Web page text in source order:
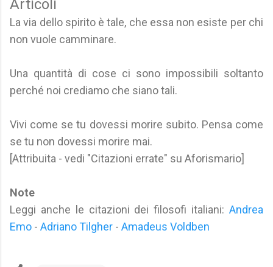
Articoli
La via dello spirito è tale, che essa non esiste per chi
non vuole camminare.
Una quantità di cose ci sono impossibili soltanto
perché noi crediamo che siano tali.
Vivi come se tu dovessi morire subito. Pensa come
se tu non dovessi morire mai.
[Attribuita - vedi "Citazioni errate" su Aforismario]
Note
Leggi anche le citazioni dei filosofi italiani: Andrea
Emo - Adriano Tilgher - Amadeus Voldben